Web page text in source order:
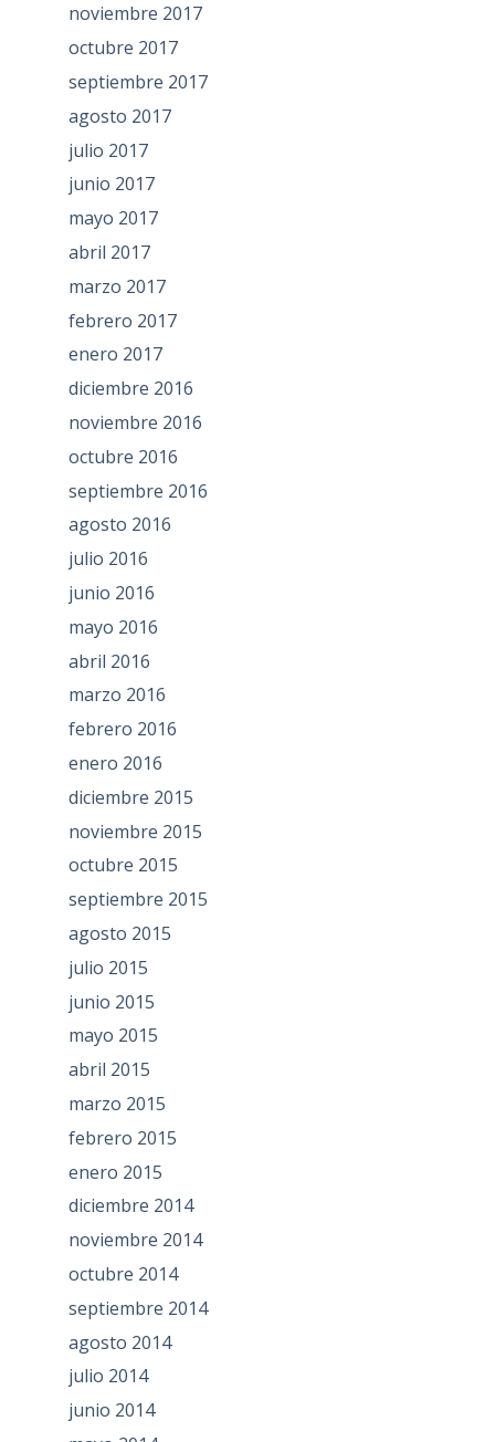
noviembre 2017
octubre 2017
septiembre 2017
agosto 2017
julio 2017
junio 2017
mayo 2017
abril 2017
marzo 2017
febrero 2017
enero 2017
diciembre 2016
noviembre 2016
octubre 2016
septiembre 2016
agosto 2016
julio 2016
junio 2016
mayo 2016
abril 2016
marzo 2016
febrero 2016
enero 2016
diciembre 2015
noviembre 2015
octubre 2015
septiembre 2015
agosto 2015
julio 2015
junio 2015
mayo 2015
abril 2015
marzo 2015
febrero 2015
enero 2015
diciembre 2014
noviembre 2014
octubre 2014
septiembre 2014
agosto 2014
julio 2014
junio 2014